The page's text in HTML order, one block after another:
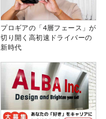
プロギアの「4層フェース」が
切り開く高初速ドライバーの
新時代